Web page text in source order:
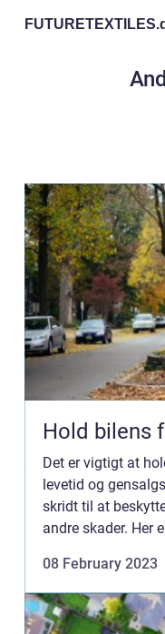
FUTURETEXTILES.
Hold bilens
Det er vigtigt at
levetid og
skridt til at
andre skader. Her
08 February 2023